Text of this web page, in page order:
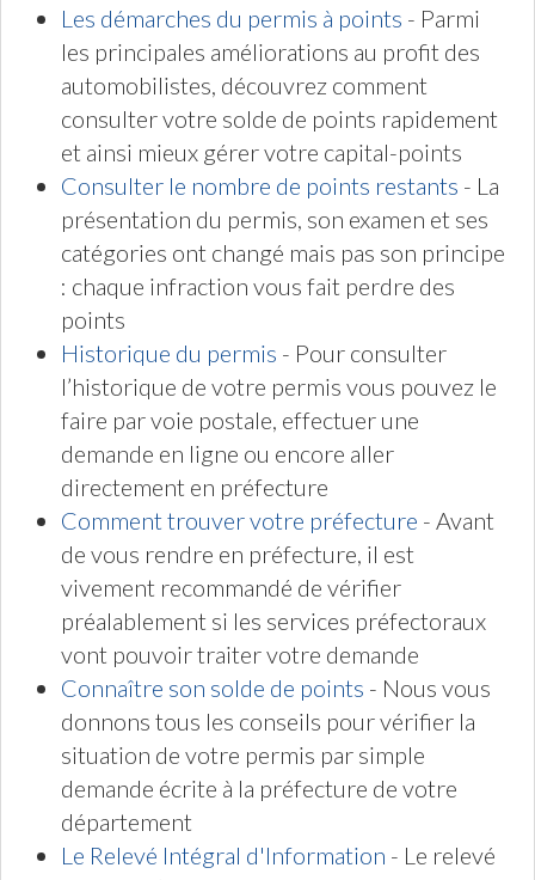
Les démarches du permis à points - Parmi
les principales améliorations au profit des
automobilistes, découvrez comment
consulter votre solde de points rapidement
et ainsi mieux gérer votre capital-points
Consulter le nombre de points restants - La
présentation du permis, son examen et ses
catégories ont changé mais pas son principe
: chaque infraction vous fait perdre des
points
Historique du permis - Pour consulter
l’historique de votre permis vous pouvez le
faire par voie postale, effectuer une
demande en ligne ou encore aller
directement en préfecture
Comment trouver votre préfecture - Avant
de vous rendre en préfecture, il est
vivement recommandé de vérifier
préalablement si les services préfectoraux
vont pouvoir traiter votre demande
Connaître son solde de points - Nous vous
donnons tous les conseils pour vérifier la
situation de votre permis par simple
demande écrite à la préfecture de votre
département
Le Relevé Intégral d'Information - Le relevé